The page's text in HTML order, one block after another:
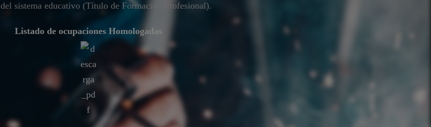
del sistema educativo (Título de Formación Profesional).
Listado de ocupaciones Homologadas